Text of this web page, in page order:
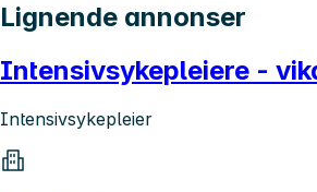
Lignende annonser
Intensivsykepleiere -
Intensivsykepleier